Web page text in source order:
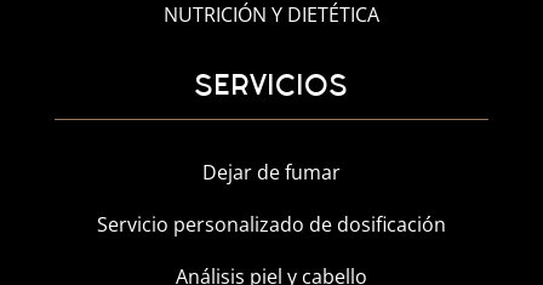
NUTRICIÓN Y DIETÉTICA
SERVICIOS
Dejar de fumar
Servicio personalizado de dosificación
Análisis piel y cabello